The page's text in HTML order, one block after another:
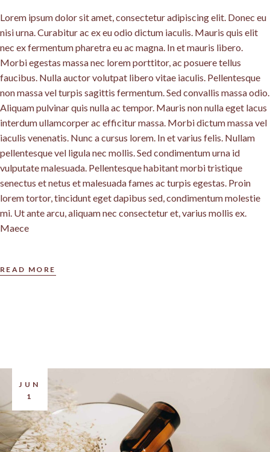
Lorem ipsum dolor sit amet, consectetur adipiscing elit. Donec eu
nisi urna. Curabitur ac ex eu odio dictum iaculis. Mauris quis elit
nec ex fermentum pharetra eu ac magna. In et mauris libero.
Morbi egestas massa nec lorem porttitor, ac posuere tellus
faucibus. Nulla auctor volutpat libero vitae iaculis. Pellentesque
non massa vel turpis sagittis fermentum. Sed convallis massa odio.
Aliquam pulvinar quis nulla ac tempor. Mauris non nulla eget lacus
interdum ullamcorper ac efficitur massa. Morbi dictum massa vel
iaculis venenatis. Nunc a cursus lorem. In et varius felis. Nullam
pellentesque vel ligula nec mollis. Sed condimentum urna id
vulputate malesuada. Pellentesque habitant morbi tristique
senectus et netus et malesuada fames ac turpis egestas. Proin
lorem tortor, tincidunt eget dapibus sed, condimentum molestie
mi. Ut ante arcu, aliquam nec consectetur et, varius mollis ex.
Maece
READ MORE
JUN
1